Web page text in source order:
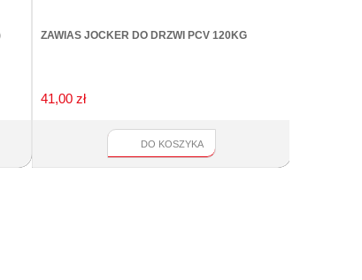
ZAWIAS JOCKER DO DRZWI PCV 120KG
41,00 zł
DO KOSZYKA